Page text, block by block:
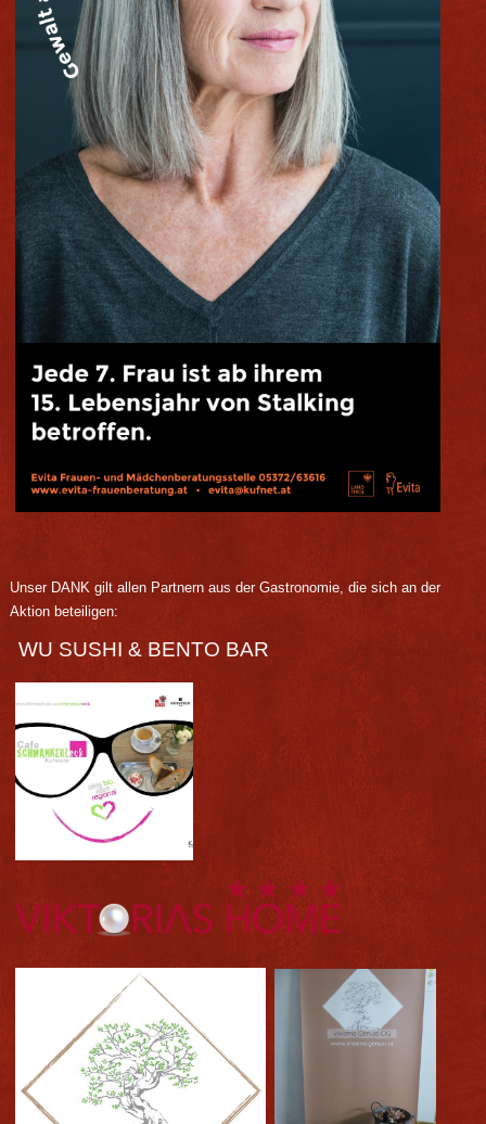
Unser DANK gilt allen Partnern aus der Gastronomie, die sich an der
Aktion beteiligen:
WU SUSHI & BENTO BAR